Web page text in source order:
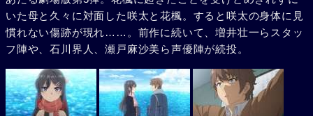
いた母と久々に対面した咲太と花楓。すると咲太の身体に見
慣れない傷跡が現れ……。前作に続いて、増井壮一らスタッ
フ陣や、石川界人、瀬戸麻沙美ら声優陣が続投。